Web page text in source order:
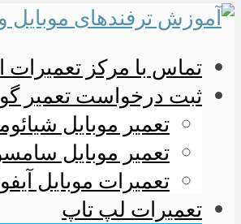
تماس با مرکز تعمیرات
ثبت درخواست تعمیر
تعمیر موبایل
تعمیر موبایل
تعمیرات موبایل
تعمیرات لپ تاپ